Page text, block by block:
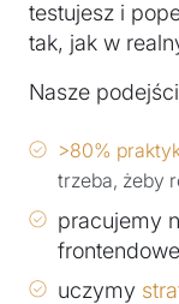
testujesz i
tak, jak w
Nasze
>80%
trzeba, żeby
pracujemy
uczymy